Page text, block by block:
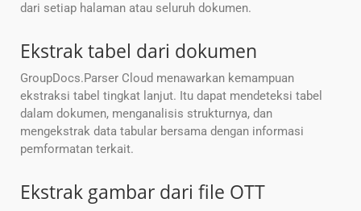
dari setiap halaman atau seluruh dokumen.
Ekstrak tabel dari dokumen
GroupDocs.Parser Cloud menawarkan kemampuan
ekstraksi tabel tingkat lanjut. Itu dapat mendeteksi tabel
dalam dokumen, menganalisis strukturnya, dan
mengekstrak data tabular bersama dengan informasi
pemformatan terkait.
Ekstrak gambar dari file OTT